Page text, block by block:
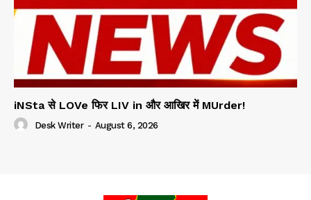
iNSta से LOVe फिर LIV in और आखिर में MUrder!
Desk Writer - August 6, 2026